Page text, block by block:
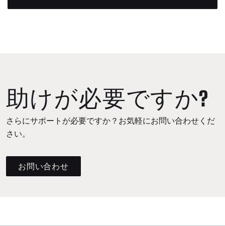
助けが必要ですか?
さらにサポートが必要ですか？お気軽にお問い合わせくだ
さい。
お問い合わせ